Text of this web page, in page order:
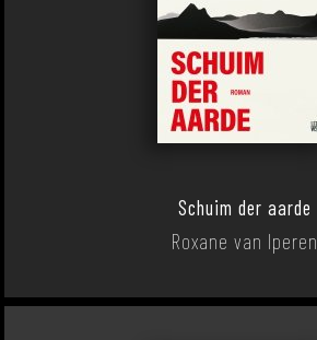
Schuim der aarde
Roxane van Iperen